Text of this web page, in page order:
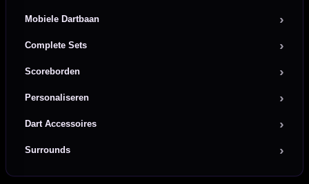
Mobiele Dartbaan
Complete Sets
Scoreborden
Personaliseren
Dart Accessoires
Surrounds